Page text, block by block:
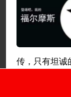
传，只有坦诚
工作入手公
道，致力于